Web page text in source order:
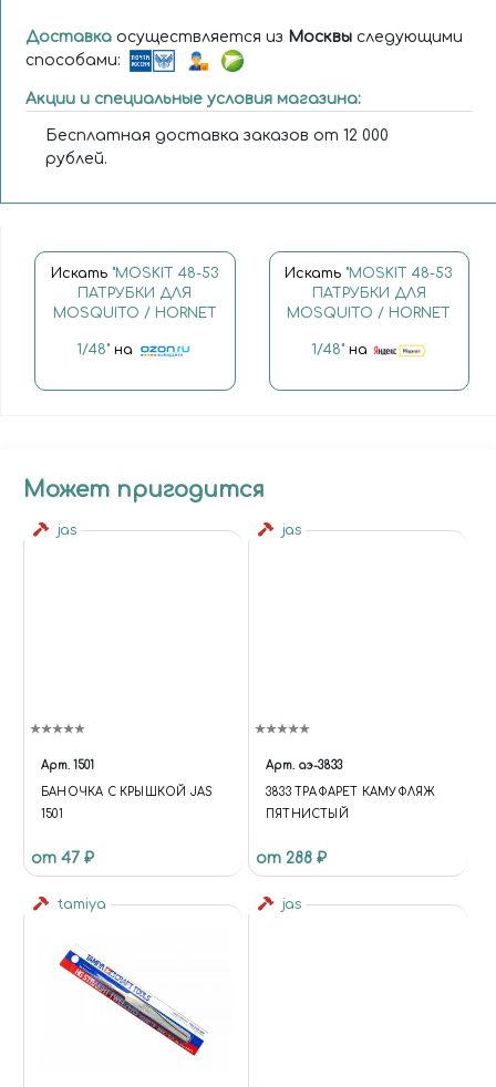
Доставка осуществляется из Москвы следующими
способами:
Акции и специальные условия магазина:
Бесплатная доставка заказов от 12 000
рублей.
Искать "MOSKIT 48-53
ПАТРУБКИ ДЛЯ
MOSQUITO / HORNET
1/48" на
Искать "MOSKIT 48-53
ПАТРУБКИ ДЛЯ
MOSQUITO / HORNET
1/48"на
Может пригодится
jas
Арт. 1501
БАНОЧКА С КРЫШКОЙ JAS
1501
от 47 ₽
jas
Арт. аэ-3833
3833 ТРАФАРЕТ КАМУФЛЯЖ
ПЯТНИСТЫЙ
от 288 ₽
tamiya jas